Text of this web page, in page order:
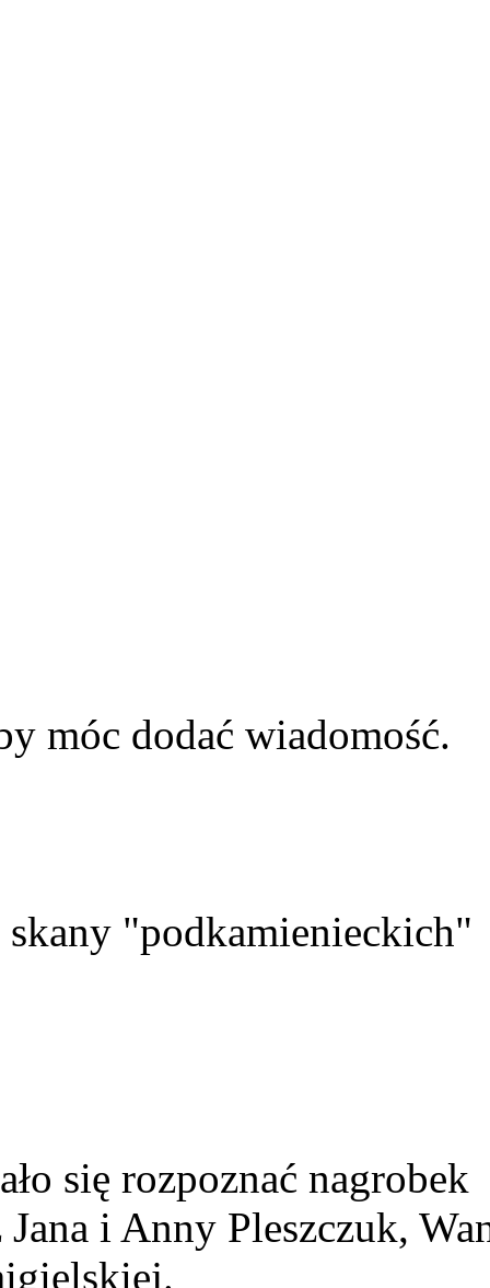
móc dodać wiadomość.
"podkamienieckich"
się rozpoznać nagrobek
i Anny Pleszczuk,